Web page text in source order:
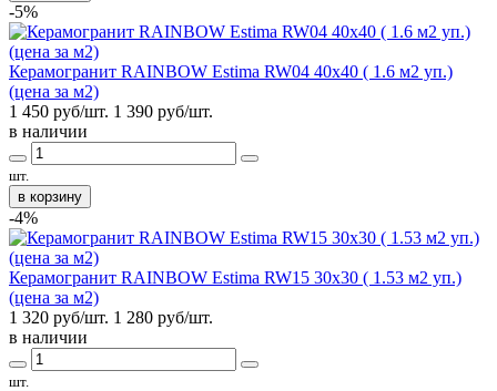
-5%
Керамогранит RAINBOW Estima RW04 40x40 ( 1.6 м2 уп.)
(цена за м2)
1 450 руб/шт. 1 390 руб/шт.
в наличии
шт.
в корзину
-4%
Керамогранит RAINBOW Estima RW15 30x30 ( 1.53 м2 уп.)
(цена за м2)
1 320 руб/шт. 1 280 руб/шт.
в наличии
шт.